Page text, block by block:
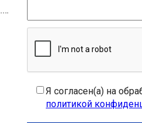
Я согласен(а) на
политикой